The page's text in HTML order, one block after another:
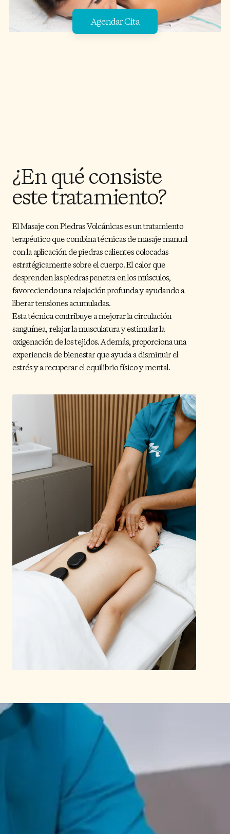
Agendar Cita
¿En qué consiste
este tratamiento?
El Masaje con Piedras Volcánicas es un tratamiento
terapéutico que combina técnicas de masaje manual
con la aplicación de piedras calientes colocadas
estratégicamente sobre el cuerpo. El calor que
desprenden las piedras penetra en los músculos,
favoreciendo una relajación profunda y ayudando a
liberar tensiones acumuladas.
Esta técnica contribuye a mejorar la circulación
sanguínea, relajar la musculatura y estimular la
oxigenación de los tejidos. Además, proporciona una
experiencia de bienestar que ayuda a disminuir el
estrés y a recuperar el equilibrio físico y mental.